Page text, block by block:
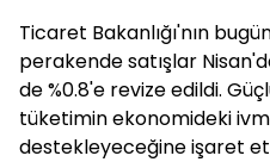
Ticaret Bakanlığı'nın
perakende satışlar
de %0.8'e revize edildi.
tüketimin ekonomideki
destekleyeceğine işaret